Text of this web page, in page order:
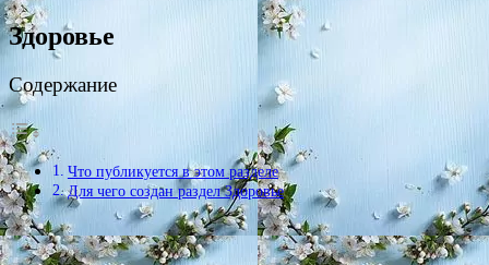
Здоровье
Содержание
Что публикуется в этом разделе
Для чего создан раздел Здоровье